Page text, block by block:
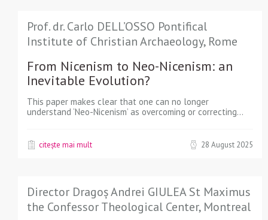
Prof. dr. Carlo DELL’OSSO Pontifical
Institute of Christian Archaeology, Rome
From Nicenism to Neo-Nicenism: an
Inevitable Evolution?
This paper makes clear that one can no longer
understand ‘Neo-Nicenism’ as overcoming or correcting...
citește mai mult 28 August 2025
Director Dragoș Andrei GIULEA St Maximus
the Confessor Theological Center, Montreal